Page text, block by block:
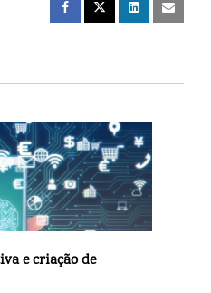
e criação de